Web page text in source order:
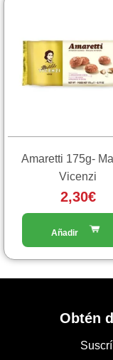
Amaretti 175g-
Vicenzi
2,30€
Obtén